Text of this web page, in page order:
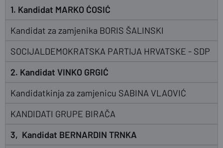
1. Kandidat MARKO ĆOSIĆ
Kandidat za zamjenika BORIS ŠALINSKI
SOCIJALDEMOKRATSKA PARTIJA HRVATSKE - SDP
2. Kandidat VINKO GRGIĆ
Kandidatkinja za zamjenicu SABINA VLAOVIĆ
KANDIDATI GRUPE BIRAČA
3, Kandidat BERNARDIN TRNKA